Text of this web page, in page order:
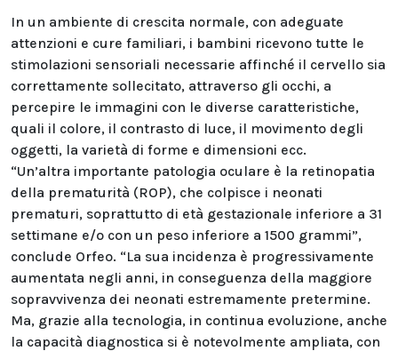
In un ambiente di crescita normale, con adeguate
attenzioni e cure familiari, i bambini ricevono tutte le
stimolazioni sensoriali necessarie affinché il cervello sia
correttamente sollecitato, attraverso gli occhi, a
percepire le immagini con le diverse caratteristiche,
quali il colore, il contrasto di luce, il movimento degli
oggetti, la varietà di forme e dimensioni ecc.
“Un’altra importante patologia oculare è la retinopatia
della prematurità (ROP), che colpisce i neonati
prematuri, soprattutto di età gestazionale inferiore a 31
settimane e/o con un peso inferiore a 1500 grammi”,
conclude Orfeo. “La sua incidenza è progressivamente
aumentata negli anni, in conseguenza della maggiore
sopravvivenza dei neonati estremamente pretermine.
Ma, grazie alla tecnologia, in continua evoluzione, anche
la capacità diagnostica si è notevolmente ampliata, con